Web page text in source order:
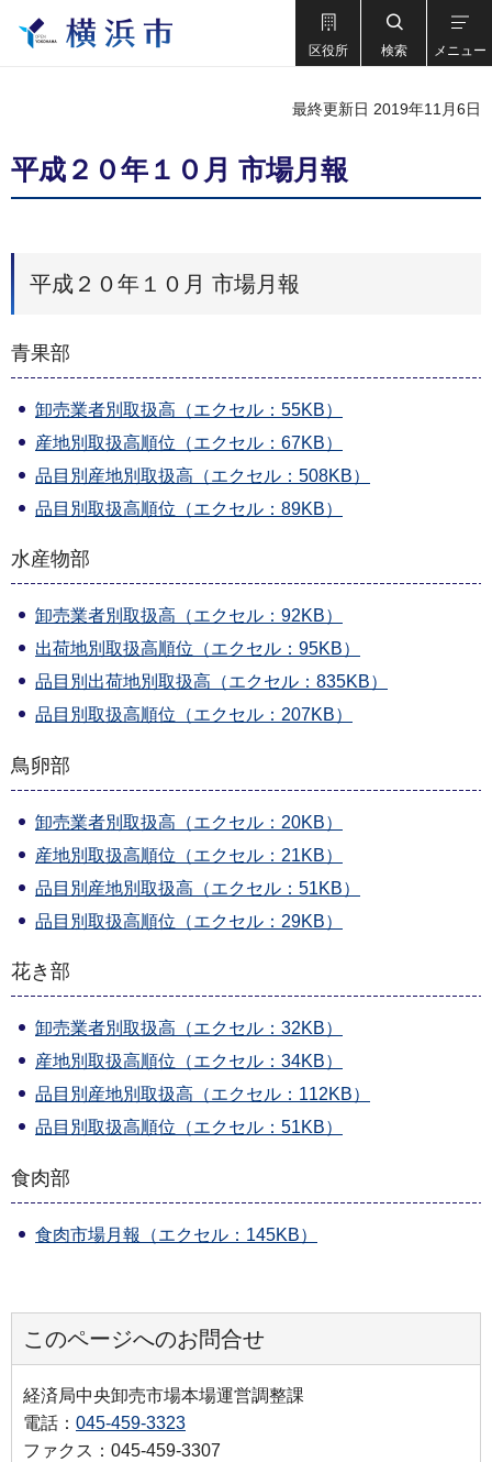
区役所 検索 メニュー
最終更新日 2019年11月6日
平成２０年１０月 市場月報
平成２０年１０月 市場月報
青果部
卸売業者別取扱高（エクセル：55KB）
産地別取扱高順位（エクセル：67KB）
品目別産地別取扱高（エクセル：508KB）
品目別取扱高順位（エクセル：89KB）
水産物部
卸売業者別取扱高（エクセル：92KB）
出荷地別取扱高順位（エクセル：95KB）
品目別出荷地別取扱高（エクセル：835KB）
品目別取扱高順位（エクセル：207KB）
鳥卵部
卸売業者別取扱高（エクセル：20KB）
産地別取扱高順位（エクセル：21KB）
品目別産地別取扱高（エクセル：51KB）
品目別取扱高順位（エクセル：29KB）
花き部
卸売業者別取扱高（エクセル：32KB）
産地別取扱高順位（エクセル：34KB）
品目別産地別取扱高（エクセル：112KB）
品目別取扱高順位（エクセル：51KB）
食肉部
食肉市場月報（エクセル：145KB）
このページへのお問合せ
経済局中央卸売市場本場運営調整課
電話： 045-459-3323
ファクス：045-459-3307